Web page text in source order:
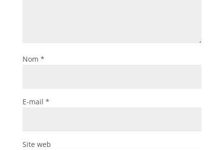
Nom *
E-mail *
Site web